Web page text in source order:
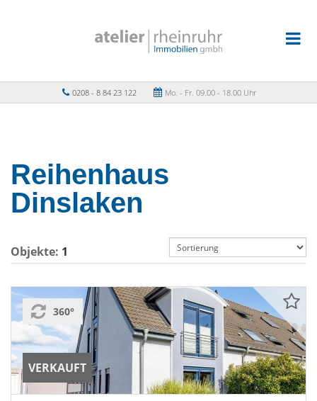
0208 - 8 84 23 122 Mo. - Fr. 09.00 - 18.00 Uhr
Reihenhaus
Dinslaken
Objekte: 1
VERKAUFT
360°